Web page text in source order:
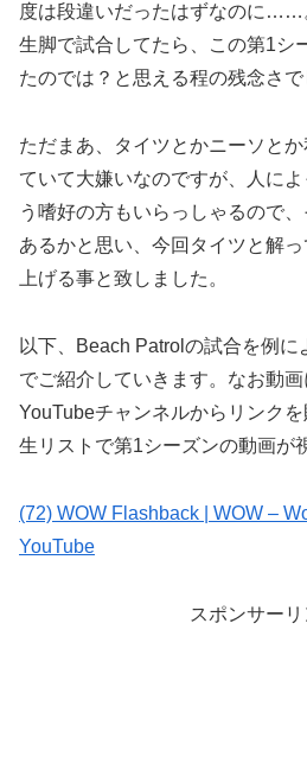
度は段違いだったはずなのに……
生脚で試合してたら、この第1シ
たのでは？と思える程の残念さで
ただまあ、タイツとかニーソと
ていて大嫌いなのですが、人に
う嗜好の方もいらっしゃるので
あるかと思い、今回タイツと解
上げる事と致しました。
以下、Beach Patrolの試合を例
でご紹介していきます。なお動
YouTubeチャンネルからリンク
生リストで第1シーズンの動画が
(72) WOW Flashback | WOW –
YouTube
スポンサーリ